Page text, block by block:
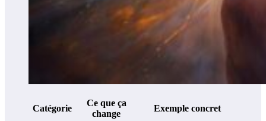
Catégorie
Ce que ça
change
Exemple concret